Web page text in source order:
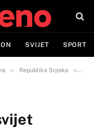
SVIJET SPORT
» Republika Srpska »